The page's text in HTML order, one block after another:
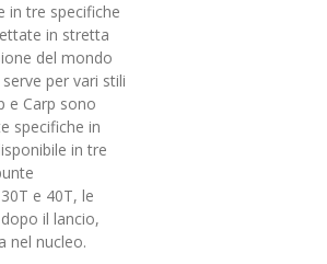
in tre specifiche
in stretta
del mondo
per vari stili
e Carp sono
specifiche in
in tre
e 40T, le
il lancio,
nel nucleo.